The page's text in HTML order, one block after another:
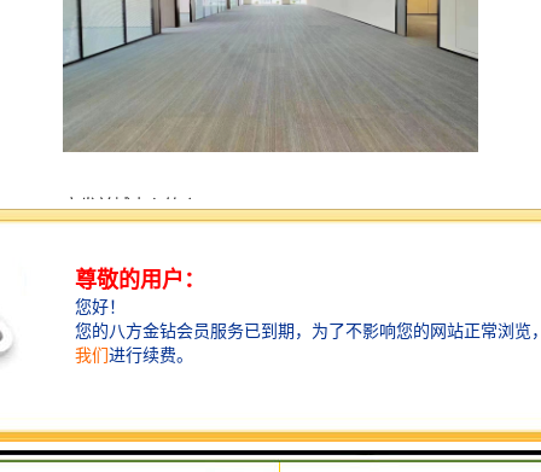
宏发前城中心简介
盖，TOD枢纽商务核心圈，海陆空轨便捷交通；成熟市
政配套和大型滨海文娱城欢乐港湾，以及JW华侨城万豪
酒店等，不仅是前海中心的核心物业，更为进驻企业提
自带已开业的约16万平方米大仟里购物中心、9栋住宅，